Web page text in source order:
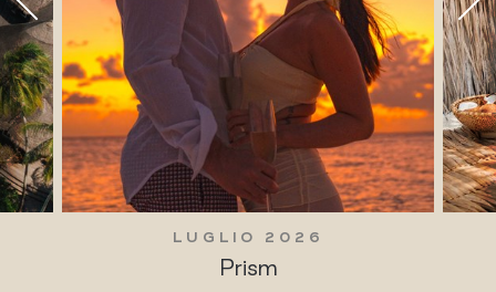
LUGLIO 2026
Prism